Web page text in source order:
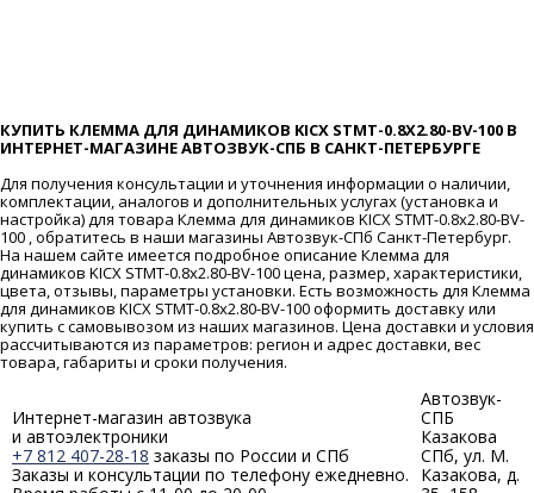
КУПИТЬ КЛЕММА ДЛЯ ДИНАМИКОВ KICX STMT-0.8X2.80-BV-100 В
ИНТЕРНЕТ-МАГАЗИНЕ АВТОЗВУК-СПБ В САНКТ-ПЕТЕРБУРГЕ
Для получения консультации и уточнения информации о наличии,
комплектации, аналогов и дополнительных услугах (установка и
настройка) для товара Клемма для динамиков KICX STMT-0.8x2.80-BV-
100 , обратитесь в наши магазины Автозвук-СПб Санкт-Петербург.
На нашем сайте имеется подробное описание Клемма для
динамиков KICX STMT-0.8x2.80-BV-100 цена, размер, характеристики,
цвета, отзывы, параметры установки. Есть возможность для Клемма
для динамиков KICX STMT-0.8x2.80-BV-100 оформить доставку или
купить с самовывозом из наших магазинов. Цена доставки и условия
рассчитываются из параметров: регион и адрес доставки, вес
товара, габариты и сроки получения.
Интернет-магазин автозвука
и автоэлектроники
+7 812 407-28-18 заказы по России и СПб
Заказы и консультации по телефону ежедневно.
Автозвук-
СПБ
Казакова
СПб, ул. М.
Казакова, д.